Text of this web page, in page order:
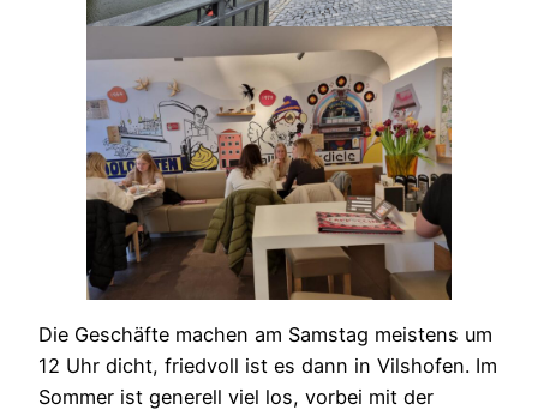
Die Geschäfte machen am Samstag meistens um
12 Uhr dicht, friedvoll ist es dann in Vilshofen. Im
Sommer ist generell viel los, vorbei mit der